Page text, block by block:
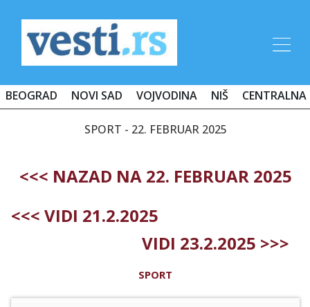
BEOGRAD NOVI SAD VOJVODINA NIŠ CENTRALNA
SPORT - 22. FEBRUAR 2025
<<< NAZAD NA 22. FEBRUAR 2025
<<< VIDI 21.2.2025
VIDI 23.2.2025 >>>
SPORT